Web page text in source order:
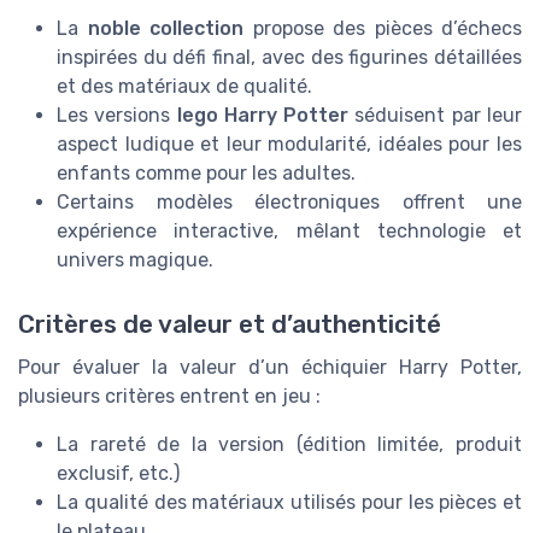
La noble collection propose des pièces d’échecs
inspirées du défi final, avec des figurines détaillées
et des matériaux de qualité.
Les versions lego Harry Potter séduisent par leur
aspect ludique et leur modularité, idéales pour les
enfants comme pour les adultes.
Certains modèles électroniques offrent une
expérience interactive, mêlant technologie et
univers magique.
Critères de valeur et d’authenticité
Pour évaluer la valeur d’un échiquier Harry Potter,
plusieurs critères entrent en jeu :
La rareté de la version (édition limitée, produit
exclusif, etc.)
La qualité des matériaux utilisés pour les pièces et